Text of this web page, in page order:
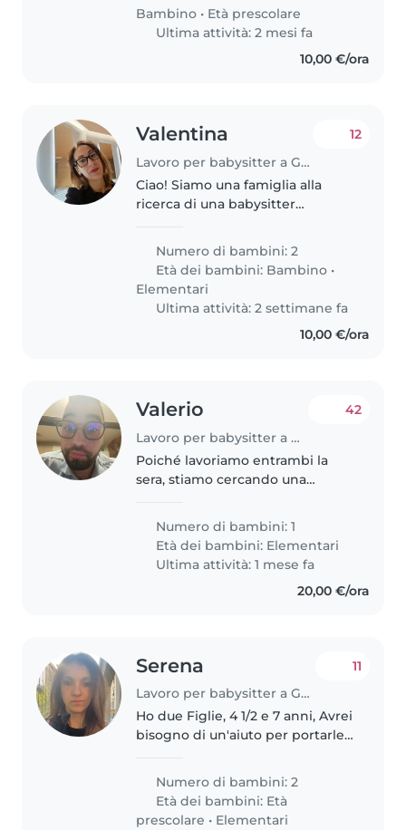
di 1 anno. Papà lavora..
Bambino • Età prescolare
Ultima attività: 2 mesi fa
10,00 €/ora
Valentina
Lavoro per babysitter a Genova
12
Ciao! Siamo una famiglia alla
ricerca di una babysitter
bambino in età prescolare e un
bambino in età scolare. I nostri
figli sono calmi, curiosi..
Numero di bambini: 2
Età dei bambini: Bambino •
Elementari
Ultima attività: 2 settimane fa
10,00 €/ora
Valerio
Lavoro per babysitter a Genova
42
Poiché lavoriamo entrambi la
sera, stiamo cercando una
anni a scuola e che possa
prendersi cura di lei dalle 17:00
alle..
Numero di bambini: 1
Età dei bambini: Elementari
Ultima attività: 1 mese fa
20,00 €/ora
Serena
Lavoro per babysitter a Genova
11
Ho due Figlie, 4 1/2 e 7 anni, Avrei
bisogno di un'aiuto per portarle
Occasionalmente qualche volta
andarle a prendere a scuola ed
adottare il mio arrivo
Numero di bambini: 2
Età dei bambini: Età
prescolare • Elementari